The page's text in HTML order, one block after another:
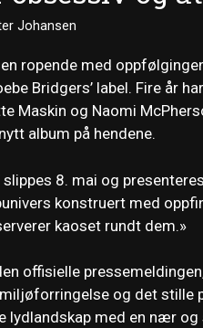
Johansen
ropende med
Bridgers’ label. Fire år
Maskin og Naomi
album på hendene.
slippes 8. mai og
konstruert med
kaoset rundt dem.»
offisielle
og det
lydlandskap med en nær